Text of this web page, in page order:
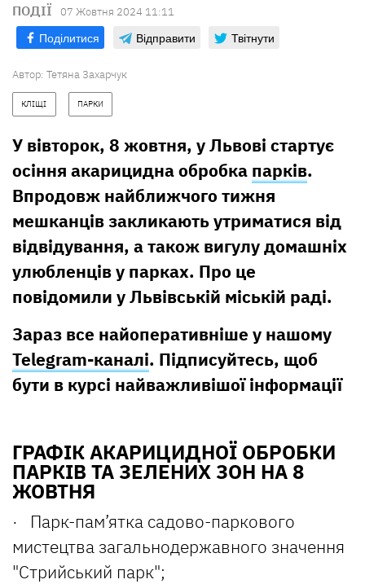
ПОДІЇ 07 Жовтня 2024 11:11
Поділитися Відправити Твітнути
Автор: Тетяна Захарчук
КЛІЩІ ПАРКИ
У вівторок, 8 жовтня, у Львові стартує
осіння акарицидна обробка парків.
Впродовж найближчого тижня
мешканців закликають утриматися від
відвідування, а також вигулу домашніх
улюбленців у парках. Про це
повідомили у Львівській міській раді.
Зараз все найоперативніше у нашому
Telegram-каналі. Підписуйтесь, щоб
бути в курсі найважливішої інформації
ГРАФІК АКАРИЦИДНОЇ ОБРОБКИ
ПАРКІВ ТА ЗЕЛЕНИХ ЗОН НА 8
ЖОВТНЯ
· Парк-пам’ятка садово-паркового
мистецтва загальнодержавного значення
"Стрийський парк";